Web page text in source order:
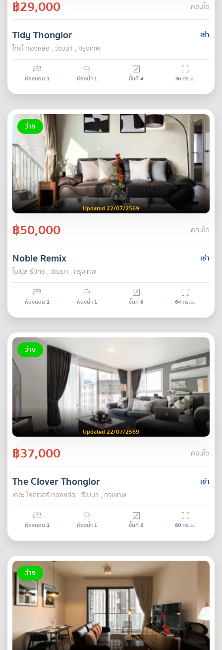
฿29,000 คอนโด
เช่า
Tidy Thonglor
ไทดี้ ทองหล่อ , วัฒนา , กรุงเทพ
ห้องนอน 1 ห้องน้ำ 1 ชั้นที่4 36ตร.ม.
ว่าง
Updated 22/07/2569
฿50,000 คอนโด
เช่า
Noble Remix
โนเบิล รีมิกซ์ , วัฒนา , กรุงเทพ
ห้องนอน 1 ห้องน้ำ 1 ชั้นที่9 64ตร.ม.
ว่าง
Updated 22/07/2569
฿37,000 คอนโด
เช่า
The Clover Thonglor
เดอะ โคลเวอร์ ทองหล่อ , วัฒนา , กรุงเทพ
ห้องนอน 1 ห้องน้ำ 1 ชั้นที่8 60ตร.ม.
ว่าง